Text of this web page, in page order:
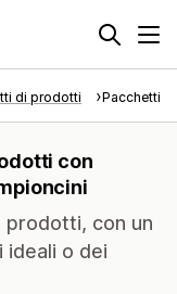
di prodotti Pacchetti
con
prodotti, con un
ideali o dei